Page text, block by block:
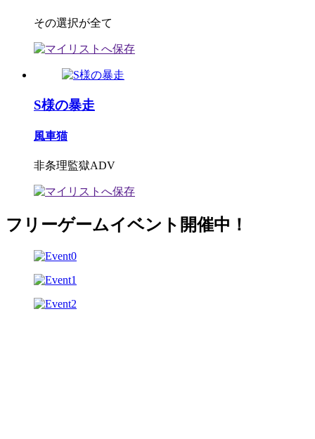
その選択が全て
S様の暴走
風車猫
非条理監獄ADV
フリーゲームイベント開催中！